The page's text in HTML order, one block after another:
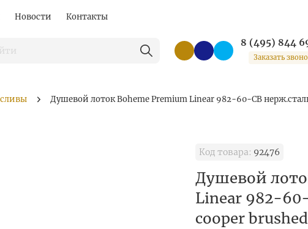
Новости Контакты
8 (495) 844
Заказать
Душевой лоток Boheme Premium Linear 982-60-CB
Код товара: 92476
Душевой
Linear 982-
cooper